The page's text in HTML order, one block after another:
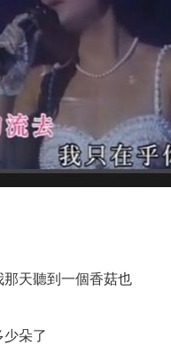
天聽到一個香菇也
朵了